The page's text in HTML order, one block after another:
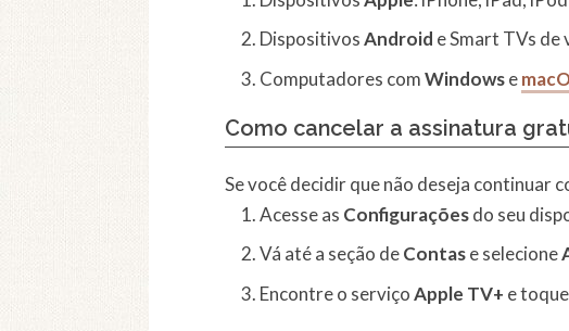
DispositivosAndroid e Smart TVs de
Computadores comWindowse
Como cancelar a assinatura
Se você decidir que não deseja continuar
Acesse as Configuraçõesdo seu
Vá até a seção deContase selecione
Encontre o serviçoApple TV+ e